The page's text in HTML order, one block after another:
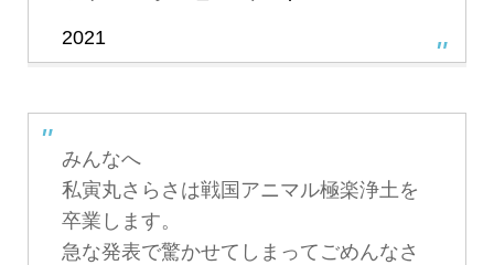
2021
みんなへ
私寅丸さらさは戦国アニマル極楽浄土を
卒業します。
急な発表で驚かせてしまってごめんなさ